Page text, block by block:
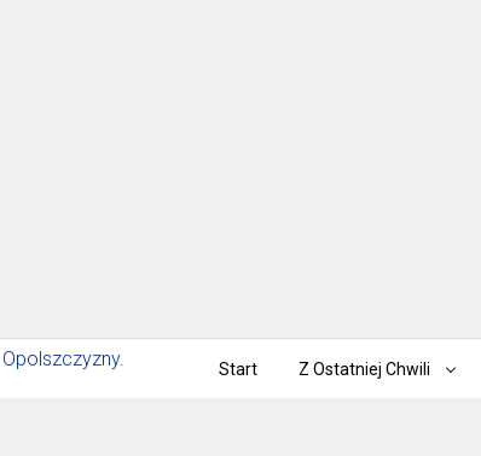
Start Z Ostatniej Chwili